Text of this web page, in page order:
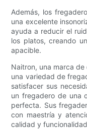
Además, los
una excelente
ayuda a reducir el
los platos, creando
apacible.
Naitron, una marca
una variedad de
satisfacer sus
un fregadero de una
perfecta. Sus
con maestría y
calidad y